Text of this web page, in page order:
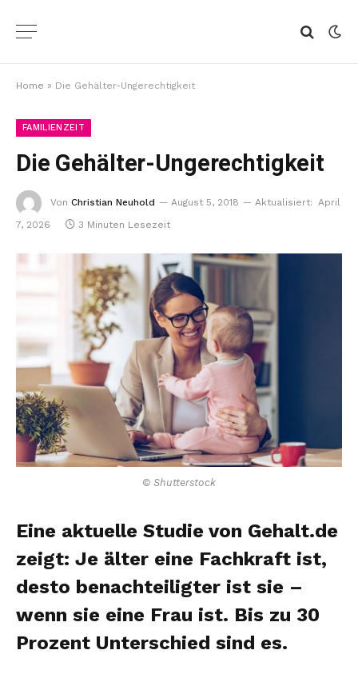
Home » Die Gehälter-Ungerechtigkeit
FAMILIENZEIT
Die Gehälter-Ungerechtigkeit
Von Christian Neuhold August 5, 2018 Aktualisiert: April
7, 2026
3 Minuten Lesezeit
© Shutterstock
Eine aktuelle Studie von Gehalt.de
zeigt: Je älter eine Fachkraft ist,
desto benachteiligter ist sie –
wenn sie eine Frau ist. Bis zu 30
Prozent Unterschied sind es.